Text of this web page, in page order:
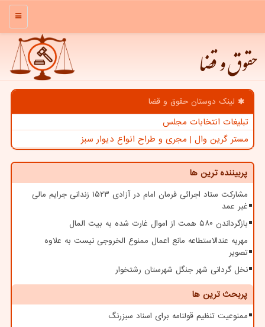
منو
حقوق و قضا
لینک دوستان حقوق و قضا
تبلیغات انتخابات مجلس
مستر گرین وال | مجری و طراح انواع دیوار سبز
پربیننده ترین ها
مشارکت ستاد اجرائی فرمان امام در آزادی ۱۵۲۳ زندانی جرایم مالی
غیر عمد
بازگرداندن ۵۸۰ همت از اموال غارت شده به بیت المال
مهریه عندالاستطاعه مانع اعمال ممنوع الخروجی نیست به علاوه
تصویر
نخل گردانی شهر جنگل شهرستان رشتخوار
پربحث ترین ها
ممنوعیت تنظیم قولنامه برای اسناد سبزرنگ